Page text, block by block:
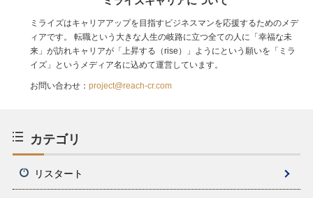
ミライズはキャリアアップを目指すビジネスマンを応援するためのメデ
ィアです。 転職という大きな人生の岐路に立つ全ての人に「幸福な未
来」が訪れキャリアが「上昇する（rise）」ようにという願いを「ミラ
イズ」というメディア名に込めて運営しています。
お問い合わせ： project@reach-cr.com
カテゴリ
リスタート